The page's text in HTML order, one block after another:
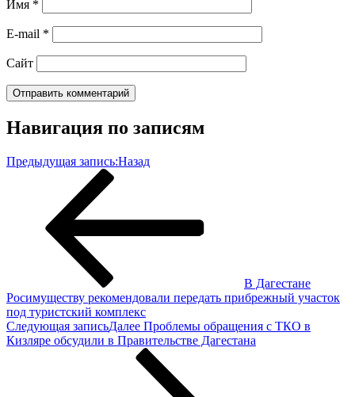
Имя *
E-mail *
Сайт
Навигация по записям
Предыдущая запись:Назад
В Дагестане
Росимуществу рекомендовали передать прибрежный участок
под туристский комплекс
Следующая записьДалее Проблемы обращения с ТКО в
Кизляре обсудили в Правительстве Дагестана